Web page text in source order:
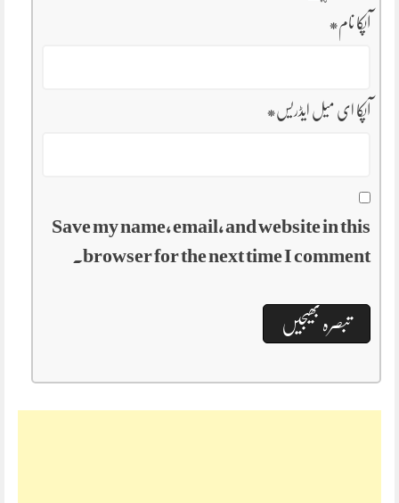
آپکا نام*
آپکا ای میل ایڈریس*
Save my name, email, and website in this
browser for the next time I comment.